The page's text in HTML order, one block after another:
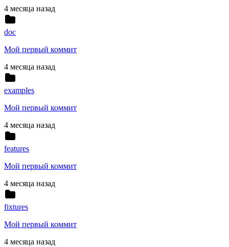
4 месяца назад
doc
Мой первый коммит
4 месяца назад
examples
Мой первый коммит
4 месяца назад
features
Мой первый коммит
4 месяца назад
fixtures
Мой первый коммит
4 месяца назад